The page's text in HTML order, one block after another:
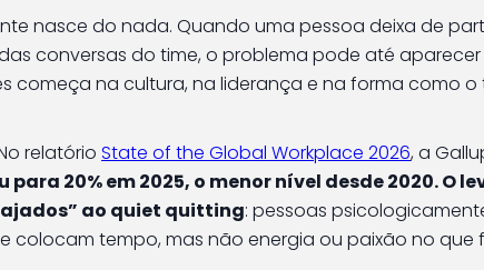
nasce do nada. Quando uma pessoa deixa de
conversas do time, o problema pode até
começa na cultura, na liderança e na forma como
relatório State of the Global Workplace 2026, a
20% em 2025, o menor nível desde 2020. O
ao quiet quitting: pessoas
colocam tempo, mas não energia ou paixão no que